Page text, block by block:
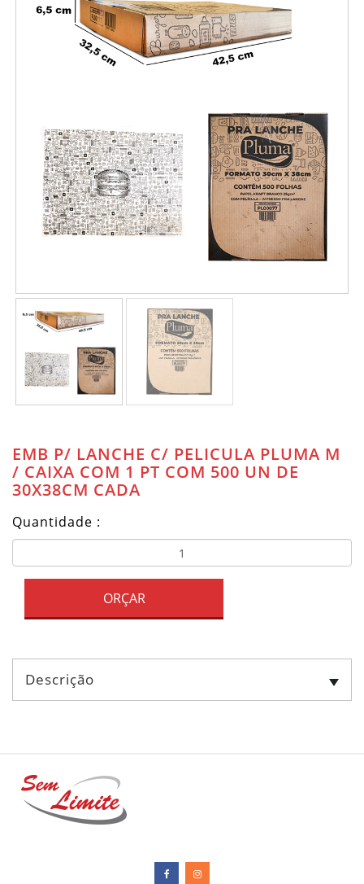
EMB P/ LANCHE C/ PELICULA PLUMA M
/ CAIXA COM 1 PT COM 500 UN DE
30X38CM CADA
Quantidade :
ORÇAR
Descrição